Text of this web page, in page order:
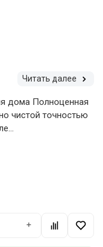
Читать далее
дома Полноценная
чистой точностью
+